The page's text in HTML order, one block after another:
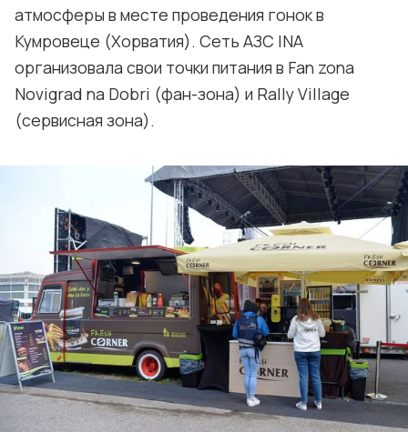
атмосферы в месте проведения гонок в
Кумровеце (Хорватия). Сеть АЗС INA
организовала свои точки питания в Fan zona
Novigrad na Dobri (фан-зона) и Rally Village
(сервисная зона).